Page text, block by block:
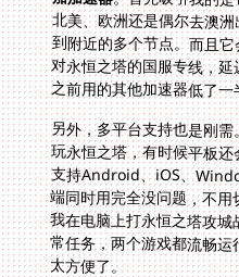
北美、欧洲还是偶尔去澳
之前用的其他加速器低了一
另外，多平台支持也是刚
玩永恒之塔，有时候平板还
支持Android、iOS、
端同时用完全没问题，不
我在电脑上打永恒之塔攻
常任务，两个游戏都流畅
太方便了。